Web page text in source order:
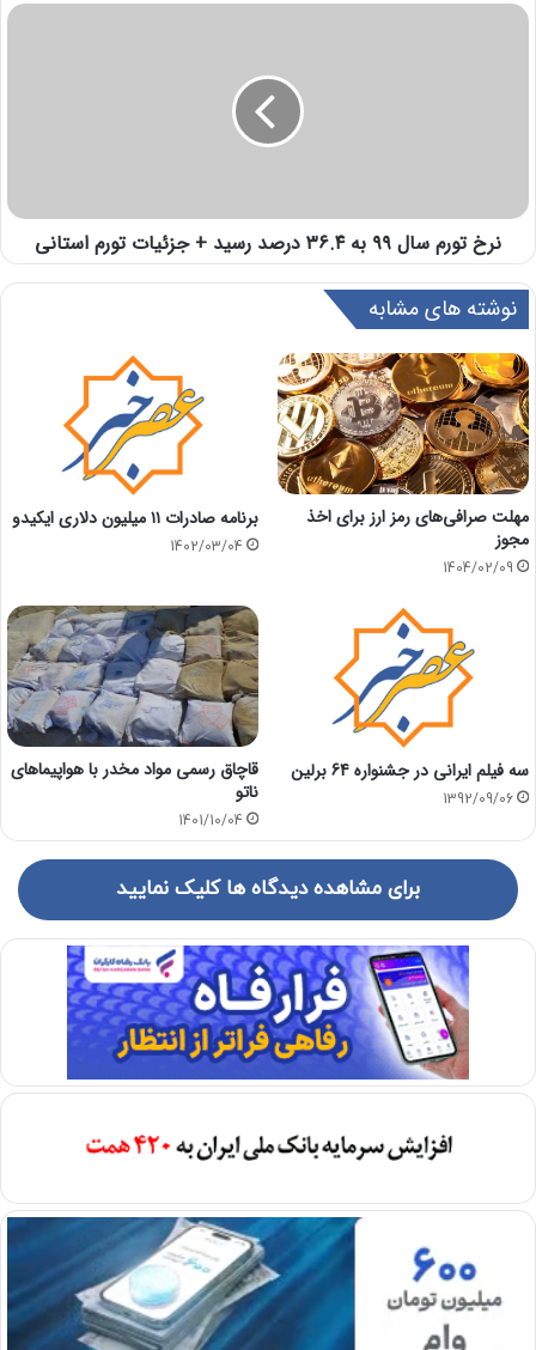
نرخ تورم سال ۹۹ به ۳۶.۴ درصد رسید + جزئیات تورم استانی
نوشته های مشابه
مهلت صرافی‌های رمز ارز برای اخذ
مجوز
1404/02/09
برنامه صادرات ۱۱ میلیون دلاری ایکیدو
1402/03/04
سه فیلم ایرانی در جشنواره 64 برلین
1392/09/06
قاچاق رسمی مواد مخدر با هواپیماهای
ناتو
1401/10/04
برای مشاهده دیدگاه ها کلیک نمایید